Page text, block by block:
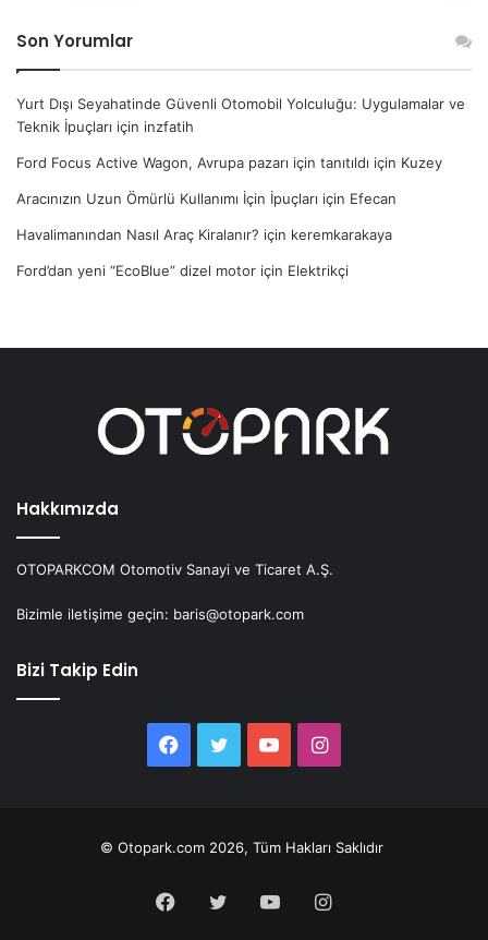
Son Yorumlar
Yurt Dışı Seyahatinde Güvenli Otomobil Yolculuğu: Uygulamalar ve
Teknik İpuçları için inzfatih
Ford Focus Active Wagon, Avrupa pazarı için tanıtıldı için Kuzey
Aracınızın Uzun Ömürlü Kullanımı İçin İpuçları için Efecan
Havalimanından Nasıl Araç Kiralanır? için keremkarakaya
Ford’dan yeni “EcoBlue” dizel motor için Elektrikçi
Hakkımızda
OTOPARKCOM Otomotiv Sanayi ve Ticaret A.Ş.
Bizimle iletişime geçin: baris@otopark.com
Bizi Takip Edin
Facebook
Twitter YouTubeInstagram
© Otopark.com 2026, Tüm Hakları Saklıdır
Facebook
Twitter YouTubeInstagram